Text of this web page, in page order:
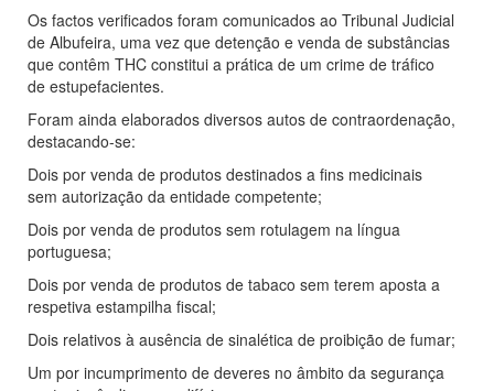
Os factos verificados foram comunicados ao Tribunal Judicial
de Albufeira, uma vez que detenção e venda de substâncias
que contêm THC constitui a prática de um crime de tráfico
de estupefacientes.
Foram ainda elaborados diversos autos de contraordenação,
destacando-se:
Dois por venda de produtos destinados a fins medicinais
sem autorização da entidade competente;
Dois por venda de produtos sem rotulagem na língua
portuguesa;
Dois por venda de produtos de tabaco sem terem aposta a
respetiva estampilha fiscal;
Dois relativos à ausência de sinalética de proibição de fumar;
Um por incumprimento de deveres no âmbito da segurança